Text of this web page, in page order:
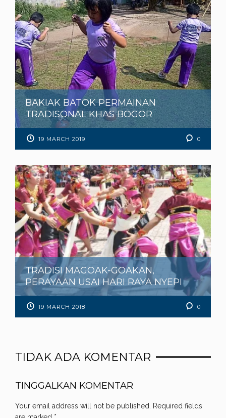
BAKIAK BATOK PERMAINAN
TRADISONAL KHAS BOGOR
19 MARCH 2019 0
TRADISI MAGOAK-GOAKAN,
PERAYAAN USAI HARI RAYA NYEPI
19 MARCH 2018 0
TIDAK ADA KOMENTAR
TINGGALKAN KOMENTAR
Your email address will not be published.
Required fields